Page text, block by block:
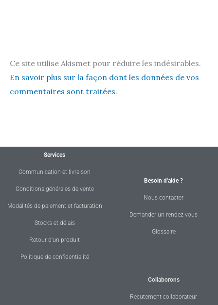
Ce site utilise Akismet pour réduire les indésirables.
En savoir plus sur la façon dont les données de vos
commentaires sont traitées.
Services
Communication et livraison
Conditions générales de vente
Modalités de paiement et facturation
Stocks et délais
Retour d'un produit
Politique de confidentialité
Besoin d'aide ?
Nous contacter
Demander un rendez-vous
Glossaire
Collaborons
Recutement collaborateur